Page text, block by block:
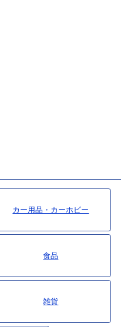
カー用品・カーホビー
食品
雑貨